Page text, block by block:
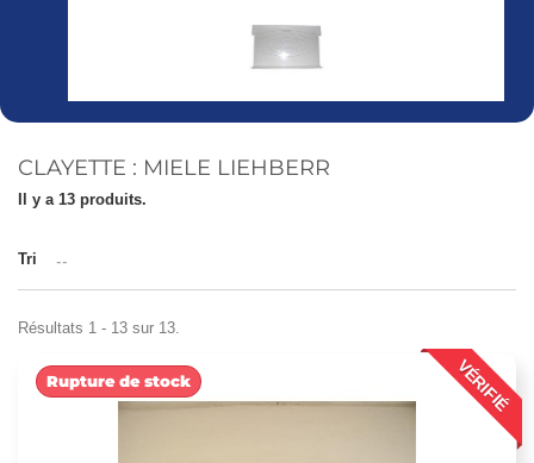
CLAYETTE : MIELE LIEHBERR
Il y a 13 produits.
Tri --
Résultats 1 - 13 sur 13.
VÉRIFIÉ
Rupture de stock